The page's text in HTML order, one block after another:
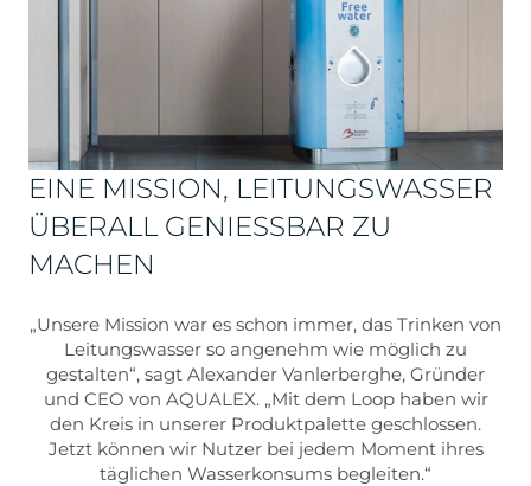
EINE MISSION, LEITUNGSWASSER
ÜBERALL GENIESSBAR ZU M
ACHEN
„Unsere Mission war es schon immer, das Trinken von
Leitungswasser so angenehm wie möglich zu
gestalten“, sagt Alexander Vanlerberghe, Gründer
und CEO von AQUALEX. „Mit dem Loop haben wir
den Kreis in unserer Produktpalette geschlossen.
Jetzt können wir Nutzer bei jedem Moment ihres
täglichen Wasserkonsums begleiten.“